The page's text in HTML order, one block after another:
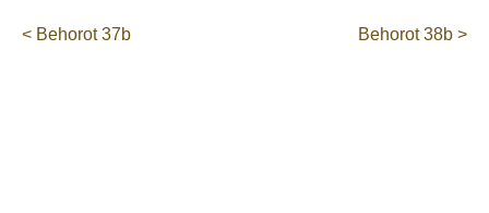
< Behorot 37b Behorot 38b >